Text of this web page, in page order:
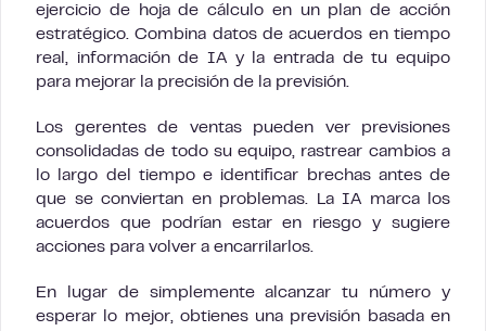
ejercicio de hoja de cálculo en un plan de acción
estratégico. Combina datos de acuerdos en tiempo
real, información de IA y la entrada de tu equipo
para mejorar la precisión de la previsión.
Los gerentes de ventas pueden ver previsiones
consolidadas de todo su equipo, rastrear cambios a
lo largo del tiempo e identificar brechas antes de
que se conviertan en problemas. La IA marca los
acuerdos que podrían estar en riesgo y sugiere
acciones para volver a encarrilarlos.
En lugar de simplemente alcanzar tu número y
esperar lo mejor, obtienes una previsión basada en